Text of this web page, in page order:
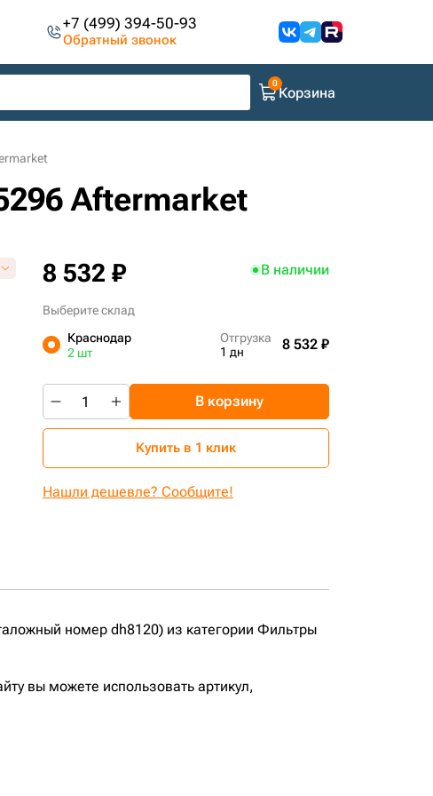
+7 (499) 394-50-93
Обратный звонок
Корзина
Aftermarket
8 532 ₽ В наличии
Выберите склад
Краснодар
2 шт
Отгрузка
1 дн
8 532 ₽
В корзину
Купить в 1 клик
Нашли дешевле? Сообщите!
номер dh8120) из категории Фильтры
вы можете использовать артикул,